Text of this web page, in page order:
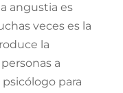
angustia es
veces es la
la
a
para